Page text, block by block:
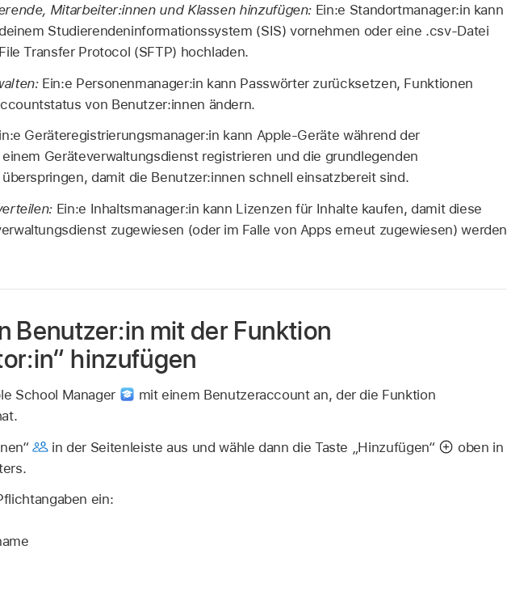
Mitarbeiter:innen und Klassen hinzufügen: Ein:e Standortmanager:in kann
Studierendeninformationssystem (SIS) vornehmen oder eine .csv‑Datei
Transfer Protocol (SFTP) hochladen.
Ein:e Personenmanager:in kann Passwörter zurücksetzen, Funktionen
von Benutzer:innen ändern.
Geräteregistrierungsmanager:in kann Apple-Geräte während der
Geräteverwaltungsdienst registrieren und die grundlegenden
damit die Benutzer:innen schnell einsatzbereit sind.
Ein:e Inhaltsmanager:in kann Lizenzen für Inhalte kaufen, damit diese
zugewiesen (oder im Falle von Apps erneut zugewiesen) werden
Benutzer:in mit der Funktion
hinzufügen
School Manager
mit einem Benutzeraccount an, der die Funktion
in der Seitenleiste aus und wähle dann die Taste „Hinzufügen“
oben in
ein: